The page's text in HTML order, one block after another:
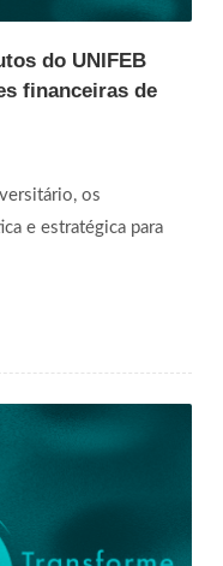
do UNIFEB
financeiras de
os
e estratégica para